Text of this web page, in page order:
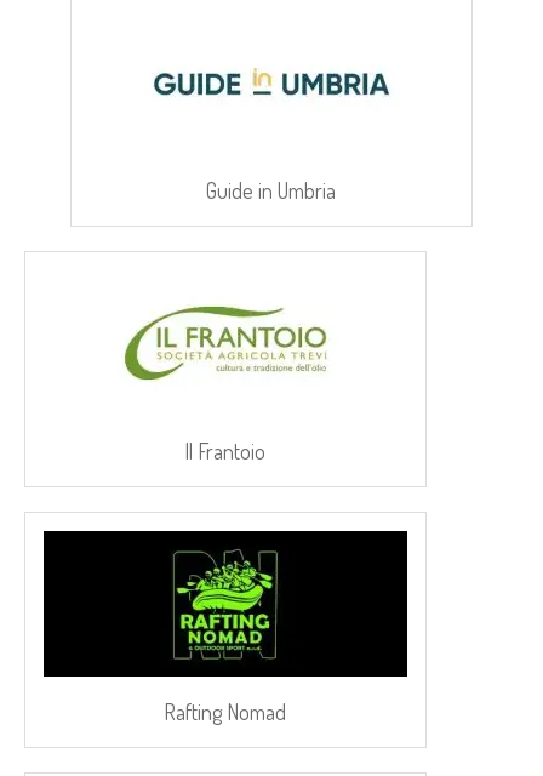
Guide in Umbria
Il Frantoio
Rafting Nomad